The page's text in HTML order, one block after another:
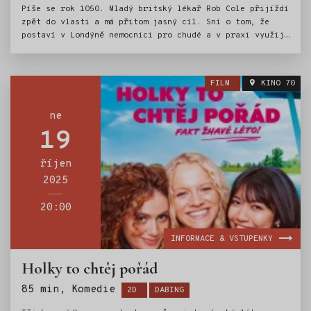
Píše se rok 1050. Mladý britský lékař Rob Cole přijíždí
zpět do vlasti a má přitom jasný cíl. Sní o tom, že
postaví v Londýně nemocnici pro chudé a v praxi využije
na nejznámějšího lékaře své doby. Záhy ale tvrdě
narazí. Jeho záměr léčit lidi dosud nevídanými způsoby,
které zkoumají nejen lidské tělo, ale i duši, a navíc
zdarma, mu ztěžuje nejen středověké tmářství se
všudypřítomnými předsudky, ale i králův ranhojič Hunne.
Ten má totiž na dvoře i jiné než profesní zájmy
a panovníkovo křehké zdraví mu přichází náramně vhod.
ne
19
říjen
2025
20:00
FILM KINO 70
Holky to chtěj pořád
85 min, Komedie Štítky:
2D DABING
INFORMACE & VSTUPENKY